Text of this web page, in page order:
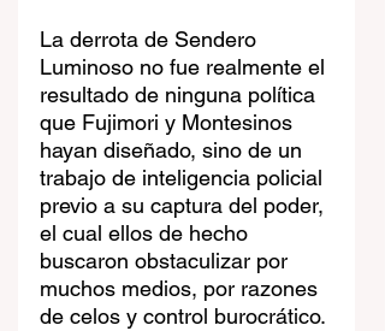
La derrota de Sendero
Luminoso no fue realmente el
resultado de ninguna política
que Fujimori y Montesinos
hayan diseñado, sino de un
trabajo de inteligencia policial
previo a su captura del poder,
el cual ellos de hecho
buscaron obstaculizar por
muchos medios, por razones
de celos y control burocrático.